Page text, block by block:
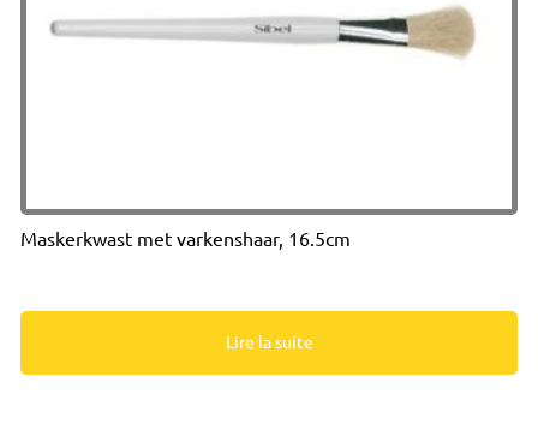
Maskerkwast met varkenshaar, 16.5cm
Lire la suite